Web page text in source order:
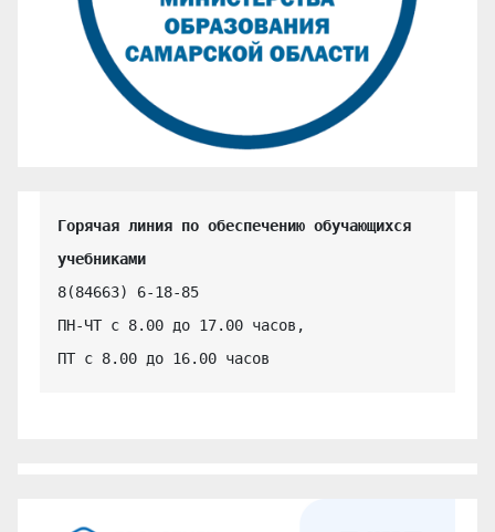
Горячая линия по обеспечению обучающихся
учебниками
8(84663) 6-18-85
ПН-ЧТ с 8.00 до 17.00 часов,
ПТ с 8.00 до 16.00 часов